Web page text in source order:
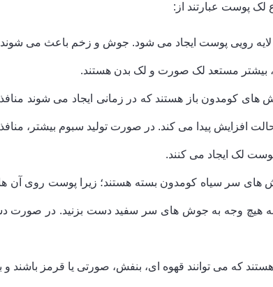
لک پوست عبارتند از:
لایه رویی پوست ایجاد می شود. جوش و زخم باعث می
بیشتر مستعد لک صورت و لک بدن هستند.
کومدون باز هستند که در زمانی ایجاد می شوند
افزایش پیدا می کند. در صورت تولید سبوم بیشتر،
لک ایجاد می کنند.
سر سیاه کومدون بسته هستند؛ زیرا پوست روی آن
به هیچ وجه به جوش های سر سفید دست بزنید. در
که می توانند قهوه ای، بنفش، صورتی یا قرمز باشند و